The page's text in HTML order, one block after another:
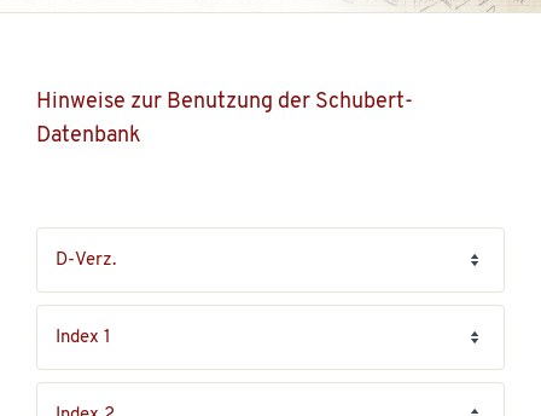
Hinweise zur Benutzung der Schubert-
Datenbank